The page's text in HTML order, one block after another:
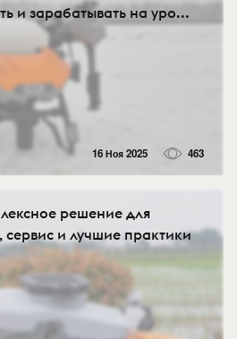
и зарабатывать на уро...
16 Ноя 2025 463
решение для
и лучшие практики